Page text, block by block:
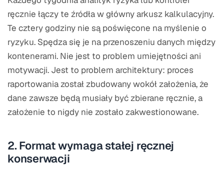
ręcznie łączy te źródła w główny arkusz kalkulacyjny.
Te cztery godziny nie są poświęcone na myślenie o
ryzyku. Spędza się je na przenoszeniu danych między
kontenerami. Nie jest to problem umiejętności ani
motywacji. Jest to problem architektury: proces
raportowania został zbudowany wokół założenia, że
dane zawsze będą musiały być zbierane ręcznie, a
założenie to nigdy nie zostało zakwestionowane.
2. Format wymaga stałej ręcznej
konserwacji